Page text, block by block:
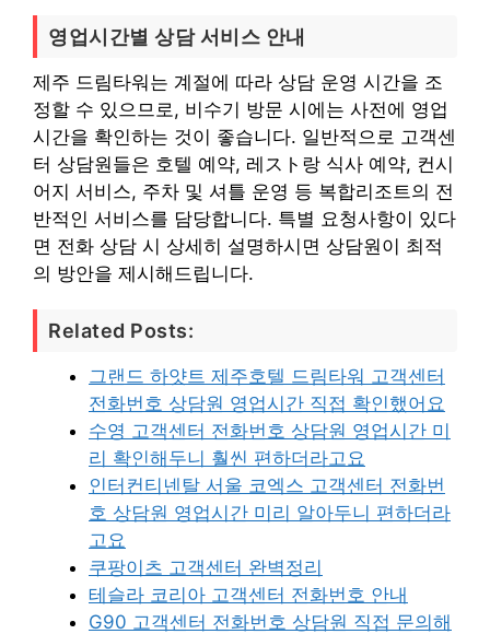
영업시간별 상담 서비스 안내
제주 드림타워는 계절에 따라 상담 운영 시간을 조
정할 수 있으므로, 비수기 방문 시에는 사전에 영업
시간을 확인하는 것이 좋습니다. 일반적으로 고객센
터 상담원들은 호텔 예약, 레スト랑 식사 예약, 컨시
어지 서비스, 주차 및 셔틀 운영 등 복합리조트의 전
반적인 서비스를 담당합니다. 특별 요청사항이 있다
면 전화 상담 시 상세히 설명하시면 상담원이 최적
의 방안을 제시해드립니다.
Related Posts:
그랜드 하얏트 제주호텔 드림타워 고객센터
전화번호 상담원 영업시간 직접 확인했어요
수영 고객센터 전화번호 상담원 영업시간 미
리 확인해두니 훨씬 편하더라고요
인터컨티넨탈 서울 코엑스 고객센터 전화번
호 상담원 영업시간 미리 알아두니 편하더라
고요
쿠팡이츠 고객센터 완벽정리
테슬라 코리아 고객센터 전화번호 안내
G90 고객센터 전화번호 상담원 직접 문의해